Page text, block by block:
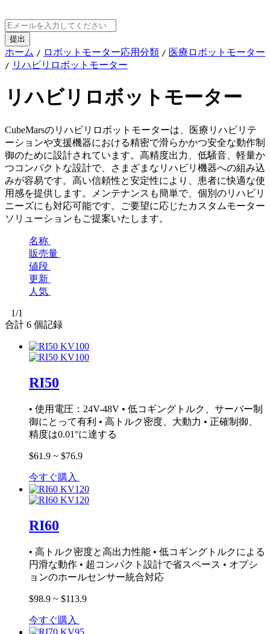
ホーム / ロボットモーター応用分類 / 医療ロボットモーター
/ リハビリロボットモーター
リハビリロボットモーター
CubeMarsのリハビリロボットモーターは、医療リハビリテ
ーションや支援機器における精密で滑らかかつ安全な動作制
御のために設計されています。高精度出力、低騒音、軽量か
つコンパクトな設計で、さまざまなリハビリ機器への組み込
みが容易です。高い信頼性と安定性により、患者に快適な使
用感を提供します。メンテナンスも簡単で、個別のリハビリ
ニーズにも対応可能です。ご要望に応じたカスタムモーター
ソリューションもご提案いたします。
名称
販売量
値段
更新
人気
1/1
合計 6 個記録
RI50
• 使用電圧：24V-48V • 低コギングトルク、サーバー制
御にとって有利 • 高トルク密度、大動力 • 正確制御、
精度は0.01°に達する
$61.9 ~ $76.9
今すぐ購入
RI60
• 高トルク密度と高出力性能 • 低コギングトルクによる
円滑な動作 • 超コンパクト設計で省スペース • オプシ
ョンのホールセンサー統合対応
$98.9 ~ $113.9
今すぐ購入